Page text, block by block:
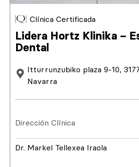
Clínica Certificada
Lidera Hortz Klinika –
Dental
Itturrunzubiko plaza 9-10,
Navarra
Dirección Clínica
Dr. Markel Tellexea Iraola